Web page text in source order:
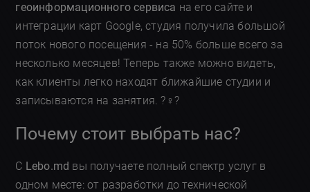
геоинформационного сервиса на его сайте и
интеграции карт Google, студия получила большой
поток нового посещения - на 50% больше всего за
несколько месяцев! Теперь также можно видеть,
как клиенты легко находят ближайшие студии и
записываются на занятия. ?️‍♀️?
Почему стоит выбрать нас?
С Lebo.md вы получаете полный спектр услуг в
одном месте: от разработки до технической